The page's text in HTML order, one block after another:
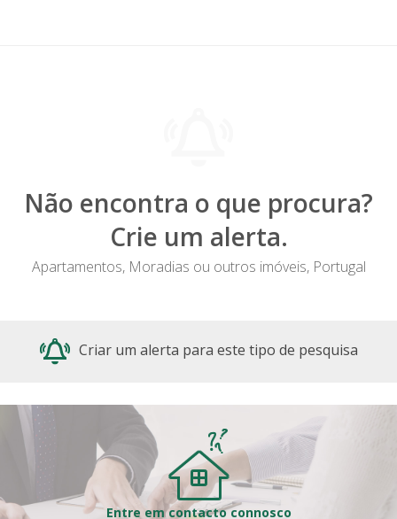
Não encontra o que procura?
Crie um alerta.
Apartamentos, Moradias ou outros imóveis, Portugal
Criar um alerta para este tipo de pesquisa
Entre em contacto connosco